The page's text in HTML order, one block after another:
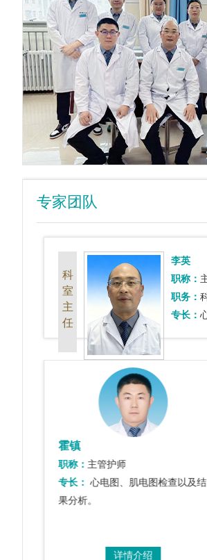
专家团队
科
室
主
任
李英
职称：
职务：
专长：
霍镇
职称： 主管护师
专长： 心电图、肌电图检查以及结
果分析。
详情介绍